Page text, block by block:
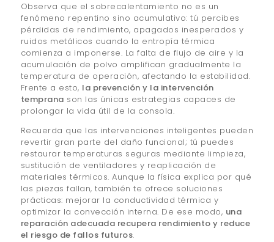
Observa que el sobrecalentamiento no es un
fenómeno repentino sino acumulativo: tú percibes
pérdidas de rendimiento, apagados inesperados y
ruidos metálicos cuando la entropía térmica
comienza a imponerse. La falta de flujo de aire y la
acumulación de polvo amplifican gradualmente la
temperatura de operación, afectando la estabilidad.
Frente a esto, la prevención y la intervención
temprana son las únicas estrategias capaces de
prolongar la vida útil de la consola.
Recuerda que las intervenciones inteligentes pueden
revertir gran parte del daño funcional; tú puedes
restaurar temperaturas seguras mediante limpieza,
sustitución de ventiladores y reaplicación de
materiales térmicos. Aunque la física explica por qué
las piezas fallan, también te ofrece soluciones
prácticas: mejorar la conductividad térmica y
optimizar la convección interna. De ese modo, una
reparación adecuada recupera rendimiento y reduce
el riesgo de fallos futuros.